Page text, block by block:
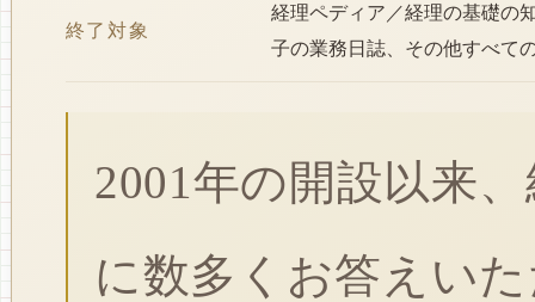
終了対象
経理ペディア／経理の基礎の
子の業務日誌、その他すべて
2001年の開設以来
に数多くお答えい